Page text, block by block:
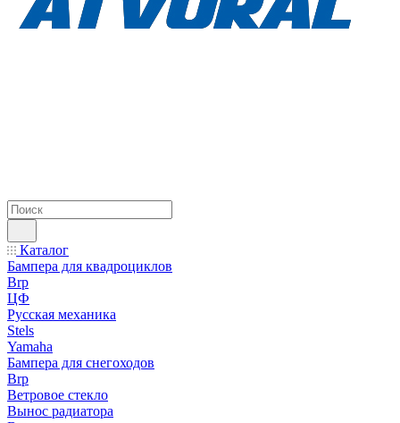
Каталог
Бампера для квадроциклов
Brp
ЦФ
Русская механика
Stels
Yamaha
Бампера для снегоходов
Brp
Ветровое стекло
Вынос радиатора